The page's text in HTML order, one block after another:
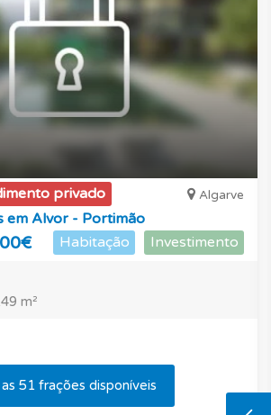
privado Algarve
em Alvor - Portimão
Habitação Investimento
m²
51 frações disponíveis